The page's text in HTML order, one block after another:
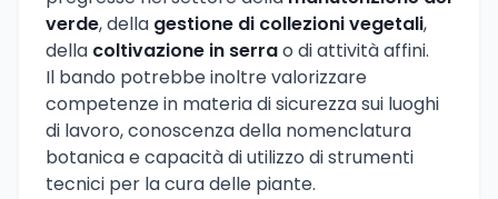
verde, della gestione di collezioni vegetali,
della coltivazione in serrao di attività affini.
Il bando potrebbe inoltre valorizzare
competenze in materia di sicurezza sui luoghi
di lavoro, conoscenza della nomenclatura
botanica e capacità di utilizzo di strumenti
tecnici per la cura delle piante.